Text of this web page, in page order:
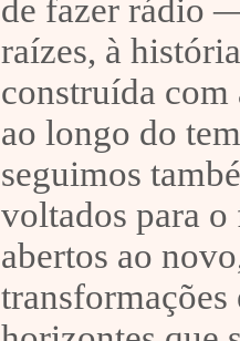
de fazer rádio
raízes, à
construída com
ao longo do
seguimos
voltados para
abertos ao
transformações